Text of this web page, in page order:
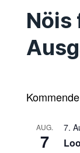
Nöis
AUG.
7
7.